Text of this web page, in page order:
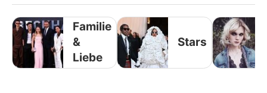
Familie
&
Liebe
Stars